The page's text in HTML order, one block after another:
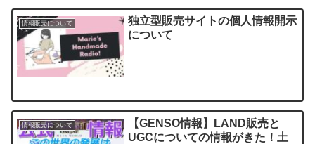
情報販売について
独立型販売サイトの個人情報開示
について
情報販売について
【GENSO情報】LAND販売と
UGCについての情報がきた！土